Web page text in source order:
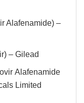
Alafenamide) –
– Gilead
Alafenamide
Limited